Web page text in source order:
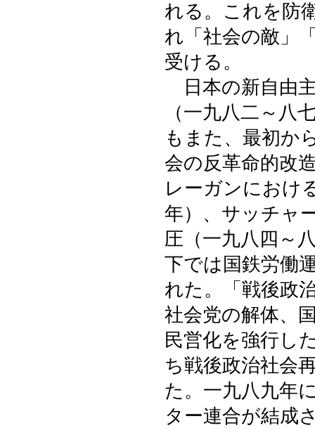
れる。これを防
れ「社会の敵」
受ける。
日本の新自由
（一九八二～八
もまた、最初か
会の反革命的改
レーガンにおけ
年）、サッチャ
圧（一九八四～
下では国鉄労働
れた。「戦後政
社会党の解体、
民営化を強行し
ち戦後政治社会
た。一九八九年
ター連合が結成